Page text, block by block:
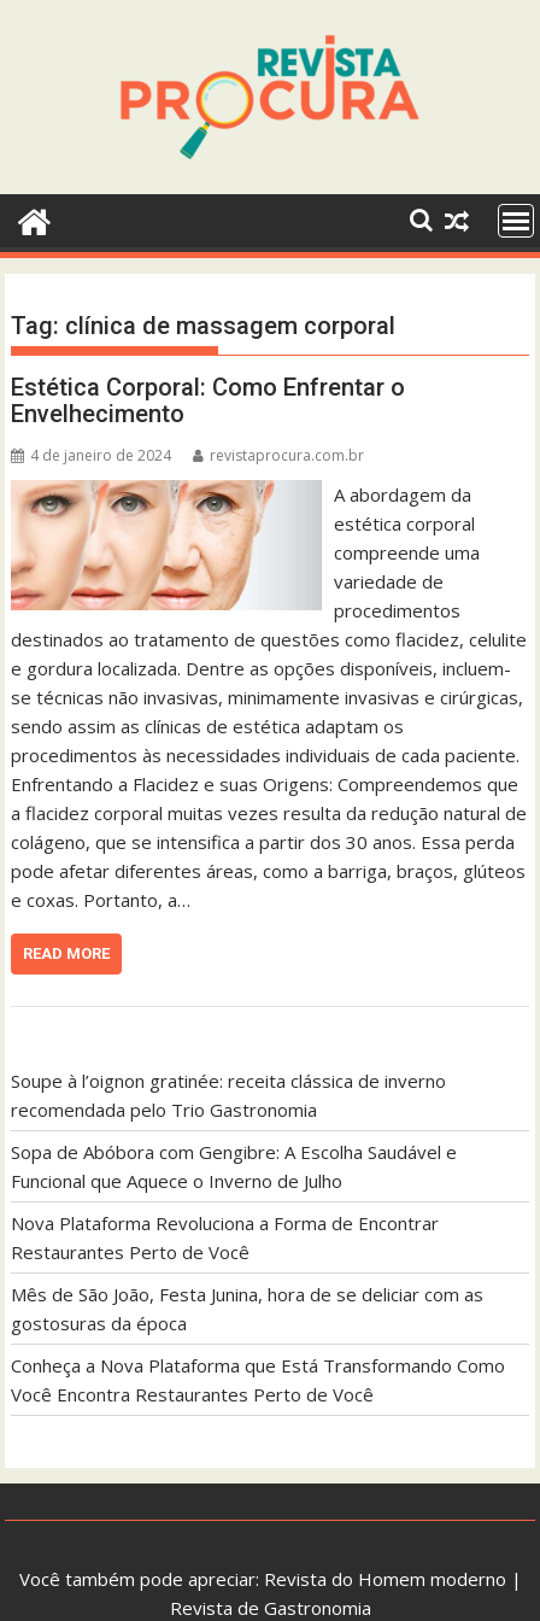
Tag: clínica de massagem corporal
Estética Corporal: Como Enfrentar o
Envelhecimento
4 de janeiro de 2024 revistaprocura.com.br
A abordagem da
estética corporal
compreende uma
variedade de
procedimentos
destinados ao tratamento de questões como flacidez, celulite
e gordura localizada. Dentre as opções disponíveis, incluem-
se técnicas não invasivas, minimamente invasivas e cirúrgicas,
sendo assim as clínicas de estética adaptam os
procedimentos às necessidades individuais de cada paciente.
Enfrentando a Flacidez e suas Origens: Compreendemos que
a flacidez corporal muitas vezes resulta da redução natural de
colágeno, que se intensifica a partir dos 30 anos. Essa perda
pode afetar diferentes áreas, como a barriga, braços, glúteos
e coxas. Portanto, a…
READ MORE
Soupe à l’oignon gratinée: receita clássica de inverno
recomendada pelo Trio Gastronomia
Sopa de Abóbora com Gengibre: A Escolha Saudável e
Funcional que Aquece o Inverno de Julho
Nova Plataforma Revoluciona a Forma de Encontrar
Restaurantes Perto de Você
Mês de São João, Festa Junina, hora de se deliciar com as
gostosuras da época
Conheça a Nova Plataforma que Está Transformando Como
Você Encontra Restaurantes Perto de Você
Você também pode apreciar: Revista do Homem moderno |
Revista de Gastronomia